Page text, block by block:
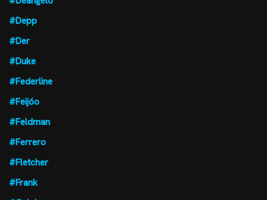
#Depp
#Der
#Duke
#Federline
#Feijóo
#Feldman
#Ferrero
#Fletcher
#Frank